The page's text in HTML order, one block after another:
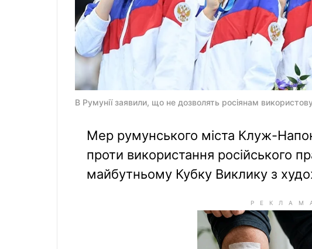
В Румунії заявили, що не дозволять росіянам
Мер румунського міста Клуж-
проти використання російського
майбутньому Кубку Виклику з